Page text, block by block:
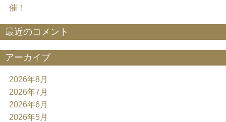
催！
最近のコメント
アーカイブ
2026年8月
2026年7月
2026年6月
2026年5月